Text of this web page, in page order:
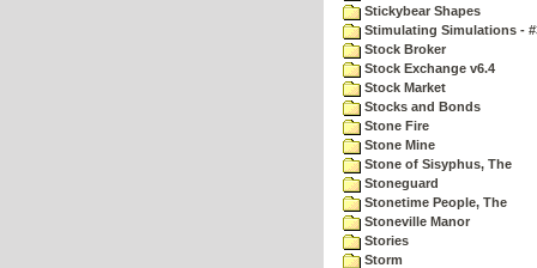
Stickybear Shapes
Stimulating Simulations -
Stock Broker
Stock Exchange v6.4
Stock Market
Stocks and Bonds
Stone Fire
Stone Mine
Stone of Sisyphus, The
Stoneguard
Stonetime People, The
Stoneville Manor
Stories
Storm